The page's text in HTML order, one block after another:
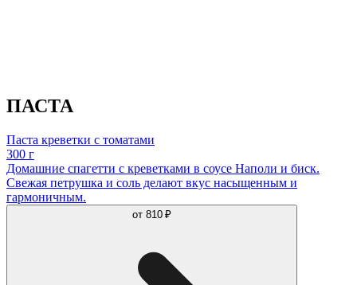
ПАСТА
Паста креветки с томатами
300 г
Домашние спагетти с креветками в соусе Наполи и биск.
Свежая петрушка и соль делают вкус насыщенным и
гармоничным.
от 810 ₽